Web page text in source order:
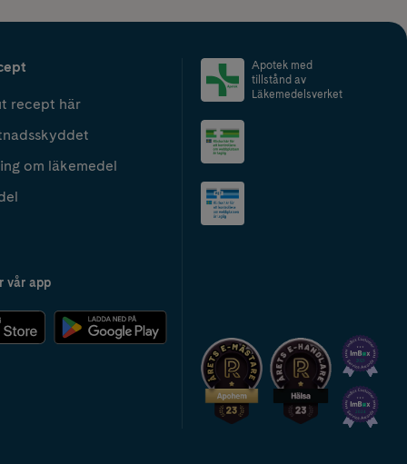
recept här
om läkemedel
vår app
Apotek med
tillstånd av
Läkemedelsverket
2024